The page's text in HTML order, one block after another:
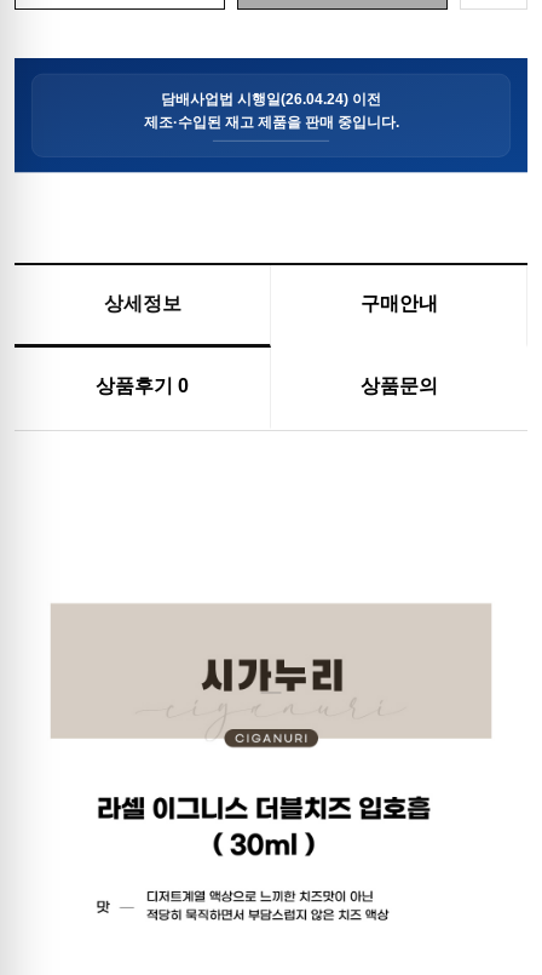
상세정보 구매안내
상품후기 0 상품문의